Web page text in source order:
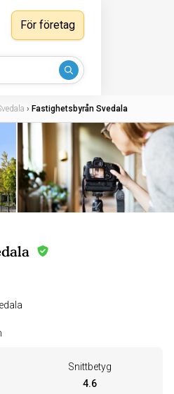
För företag
› Fastighetsbyrån Svedala
A, 233 31 Svedala
Snittbetyg
4.6